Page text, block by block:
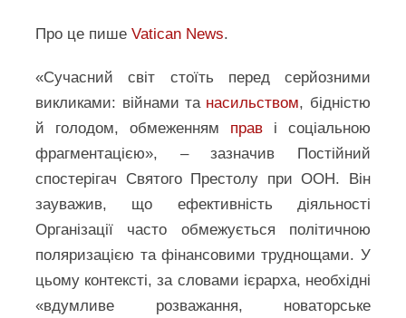
Про це пишеVatican News.
«Сучасний світ стоїть перед серйозними
викликами: війнами та насильством, бідністю
й голодом, обмеженням праві соціальною
фрагментацією», – зазначив Постійний
спостерігач Святого Престолу при ООН. Він
зауважив, що ефективність діяльності
Організації часто обмежується політичною
поляризацією та фінансовими труднощами. У
цьому контексті, за словами ієрарха, необхідні
«вдумливе розважання, новаторське